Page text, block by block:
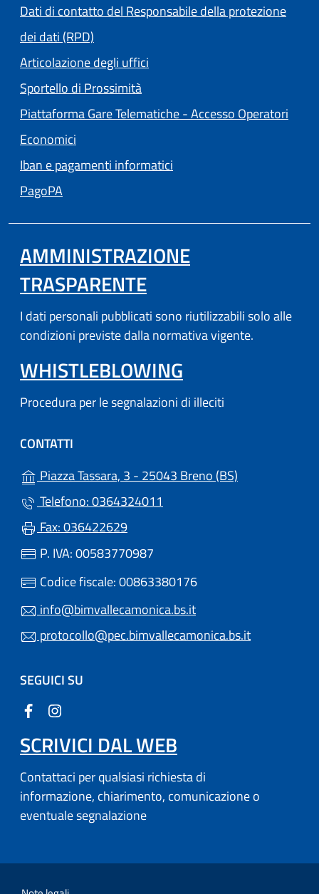
Dati di contatto del Responsabile della protezione
dei dati (RPD)
Articolazione degli uffici
Sportello di Prossimità
Piattaforma Gare Telematiche - Accesso Operatori
Economici
Iban e pagamenti informatici
PagoPA
AMMINISTRAZIONE
TRASPARENTE
I dati personali pubblicati sono riutilizzabili solo alle
condizioni previste dalla normativa vigente.
WHISTLEBLOWING
Procedura per le segnalazioni di illeciti
CONTATTI
Piazza Tassara, 3 - 25043 Breno (BS)
Telefono: 0364324011
Fax: 036422629
P. IVA: 00583770987
Codice fiscale: 00863380176
info@bimvallecamonica.bs.it
protocollo@pec.bimvallecamonica.bs.it
SEGUICI SU
SCRIVICI DAL WEB
Contattaci per qualsiasi richiesta di
informazione, chiarimento, comunicazione o
eventuale segnalazione